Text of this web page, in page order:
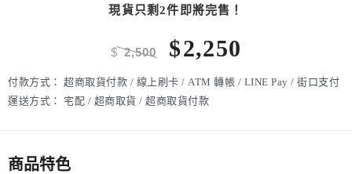
現貨只剩2件即將完售！
$2,500 $2,250
付款方式： 超商取貨付款 / 線上刷卡 / ATM 轉帳 / LINE Pay / 街口支付
運送方式：
宅配 / 超商取貨 / 超商取貨付款
商品特色